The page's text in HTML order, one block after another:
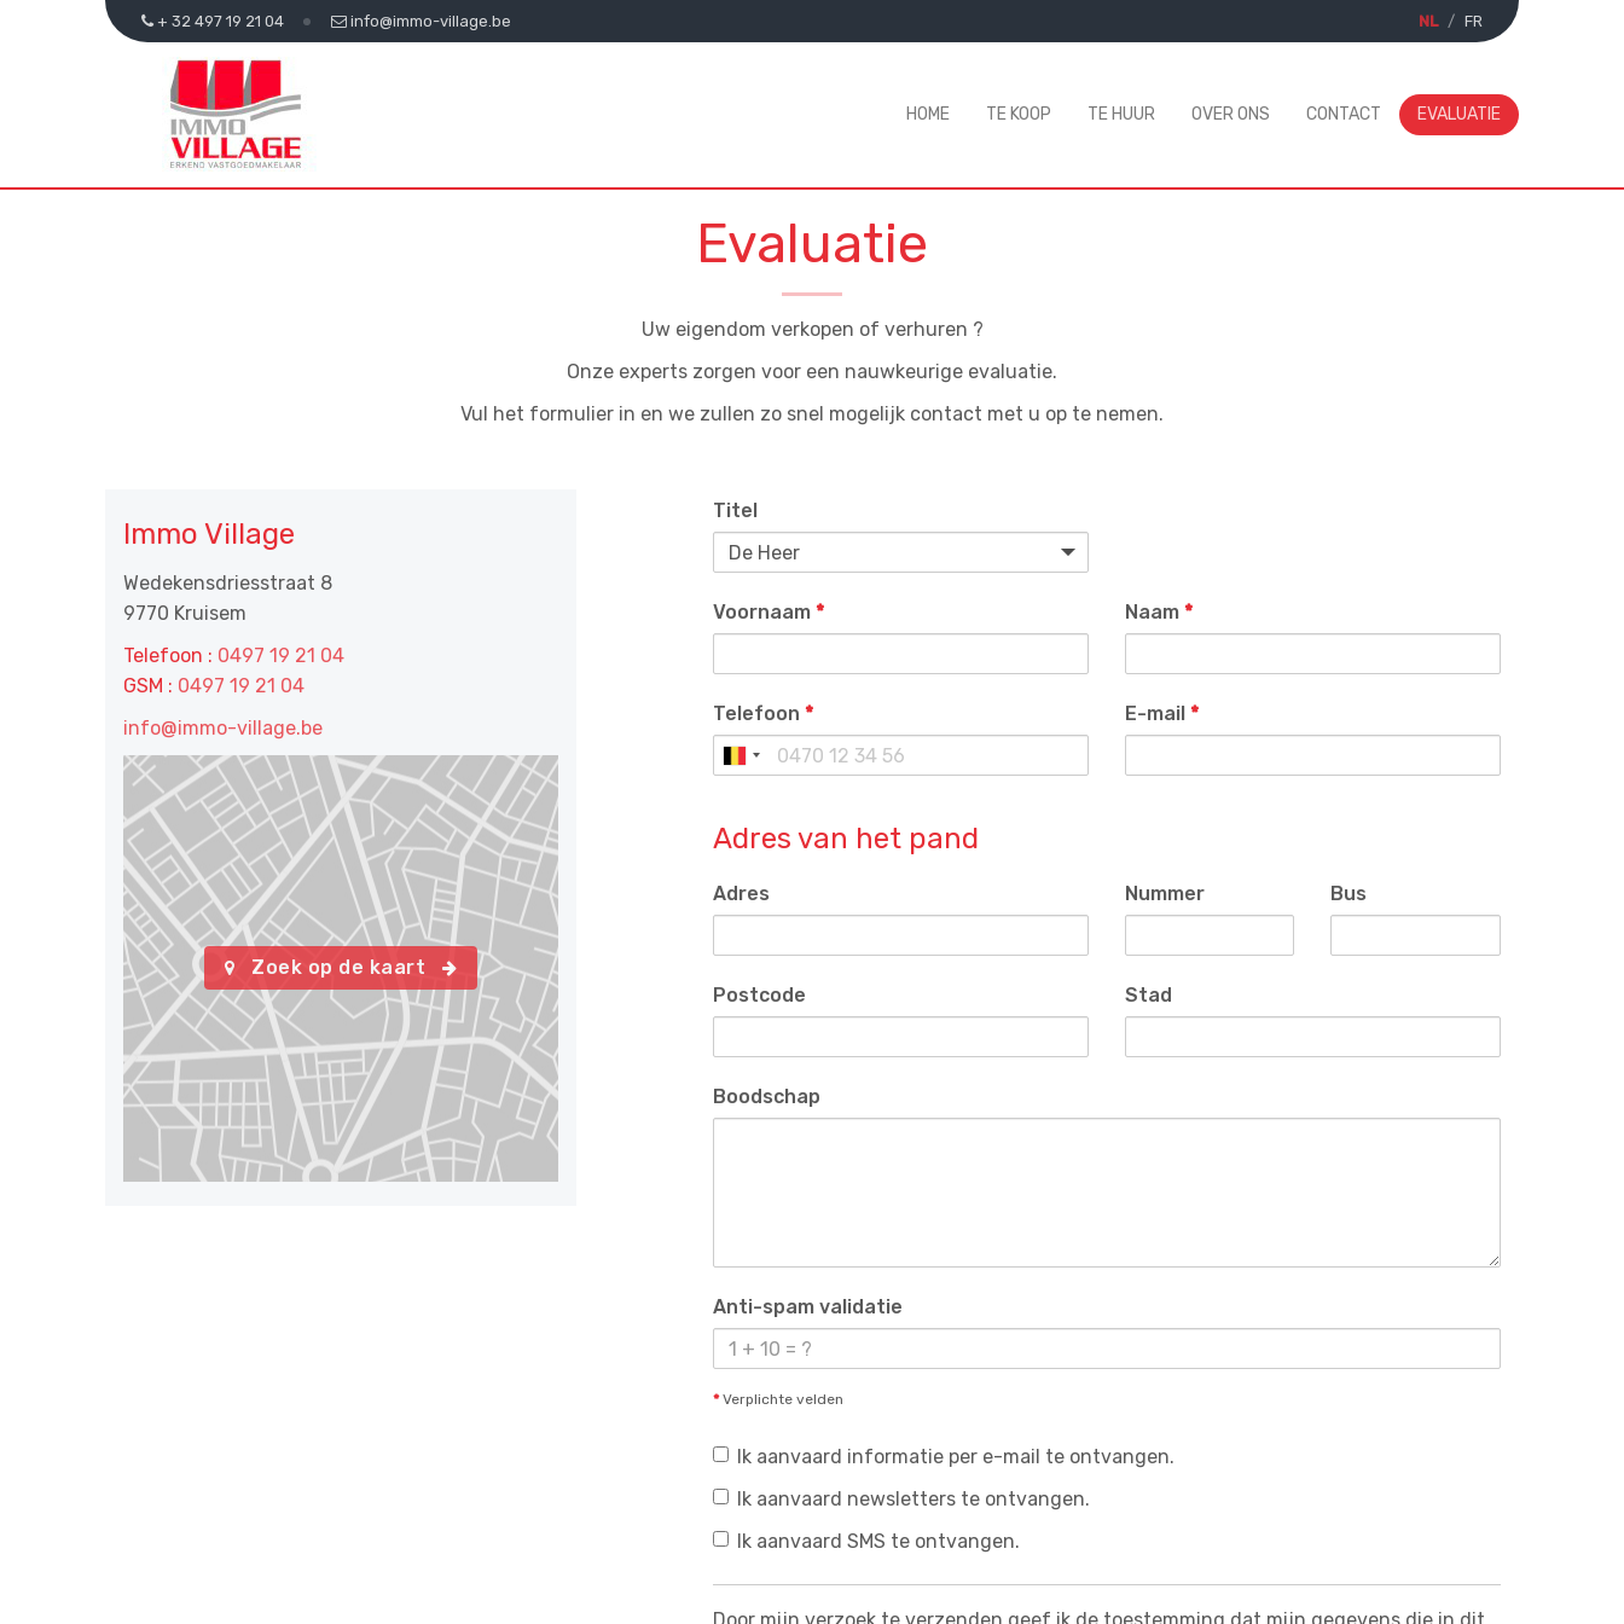
+ 32 497 19 21 04 info@immo-village.be NL FR
HOME TE KOOP TE HUUR OVER ONS CONTACT EVALUATIE
Evaluatie
Uw eigendom verkopen of verhuren ?
Onze experts zorgen voor een nauwkeurige evaluatie.
Vul het formulier in en we zullen zo snel mogelijk contact met u op te nemen.
Immo Village
Wedekensdriesstraat 8
9770 Kruisem
Telefoon : 0497 19 21 04
GSM : 0497 19 21 04
info@immo-village.be
Zoek op de kaart
Titel
Voornaam* Naam*
Telefoon * E-mail*
Adres van het pand
Adres Nummer Bus
Postcode Stad
Boodschap
Anti-spam validatie
*Verplichte velden
Ik aanvaard informatie per e-mail te ontvangen.
Ik aanvaard newsletters te ontvangen.
Ik aanvaard SMS te ontvangen.